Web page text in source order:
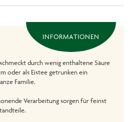
INFORMATIONEN
durch wenig enthaltene Säure
oder als Eistee getrunken ein
Familie.
Verarbeitung sorgen für feinst